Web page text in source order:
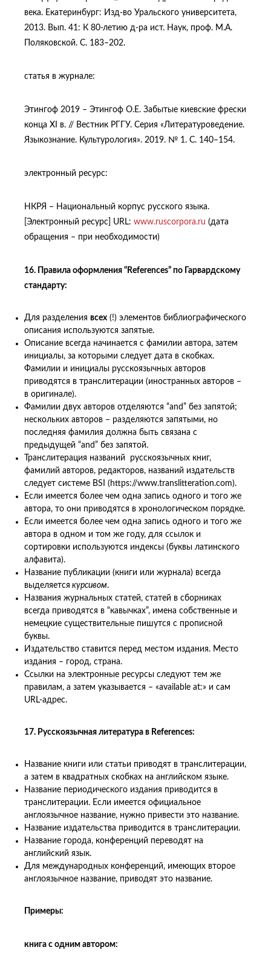
века. Екатеринбург: Изд-во Уральского университета,
2013. Вып. 41: К 80-летию д-ра ист. Наук, проф. М.А.
Поляковской. С. 183–202.
статья в журнале:
Этингоф 2019 – Этингоф О.Е. Забытые киевские фрески
конца XI в. // Вестник РГГУ. Серия «Литературоведение.
Языкознание. Культурология». 2019. № 1. С. 140–154.
электронный ресурс:
НКРЯ – Национальный корпус русского языка.
[Электронный ресурс] URL: www.ruscorpora.ru (дата
обращения – при необходимости)
16. Правила оформления “ References” по Гарвардскому
стандарту:
Для разделения всех (!) элементов библиографического
описания используются запятые.
Описание всегда начинается с фамилии автора, затем
инициалы, за которыми следует дата в скобках.
Фамилии и инициалы русскоязычных авторов
приводятся в транслитерации (иностранных авторов –
в оригинале).
Фамилии двух авторов отделяются “and” без запятой;
нескольких авторов – разделяются запятыми, но
последняя фамилия должна быть связана с
предыдущей “and” без запятой.
Транслитерация названий русскоязычных книг,
фамилий авторов, редакторов, названий издательств
следует системе BSI (https://www.translitteration.com).
Если имеется более чем одна запись одного и того же
автора, то они приводятся в хронологическом порядке.
Если имеется более чем одна запись одного и того же
автора в одном и том же году, для ссылок и
сортировки используются индексы (буквы латинского
алфавита).
Название публикации (книги или журнала) всегда
выделяется курсивом.
Названия журнальных статей, статей в сборниках
всегда приводятся в “кавычках”, имена собственные и
немецкие существительные пишутся с прописной
буквы.
Издательство ставится перед местом издания. Место
издания – город, страна.
Ссылки на электронные ресурсы следуют тем же
правилам, а затем указывается – «available at:» и сам
URL-адрес.
17. Русскоязычная литература в References:
Название книги или статьи приводят в транслитерации,
а затем в квадратных скобках на английском языке.
Название периодического издания приводится в
транслитерации. Если имеется официальное
англоязычное название, нужно привести это название.
Название издательства приводится в транслитерации.
Название города, конференций переводят на
английский язык.
Для международных конференций, имеющих второе
англоязычное название, приводят это название.
Примеры:
книга с одним автором: